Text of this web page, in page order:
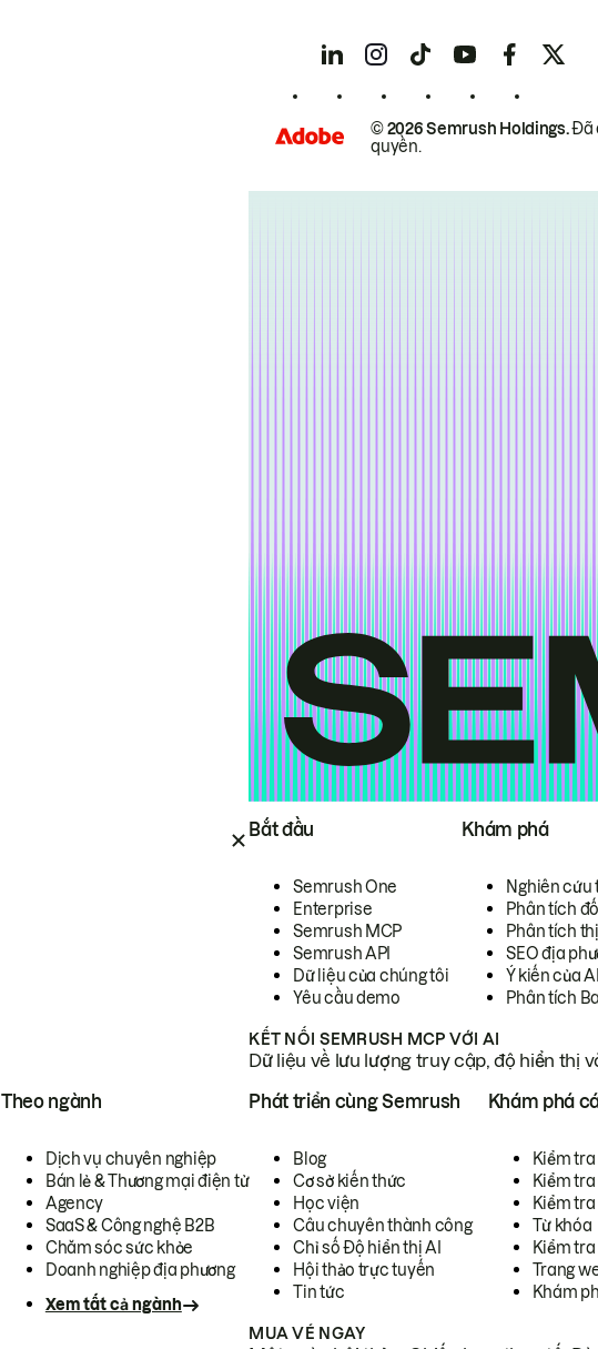
Bắt đầu
Semrush One
Enterprise
Semrush MCP
Semrush API
Dữ liệu của chúng tôi
Yêu cầu demo
Khám phá
Nghiên cứu
Phân tích
Phân tích
SEO địa
Ý kiến của
Phân tích
KẾT NỐI SEMRUSH MCP VỚI AI
Dữ liệu về lưu lượng truy cập, độ hiển thị
Theo ngành
Dịch vụ chuyên nghiệp
Bán lẻ & Thương mại điện tử
Agency
SaaS & Công nghệ B2B
Chăm sóc sức khỏe
Doanh nghiệp địa phương
Xem tất cả ngành
Phát triển cùng Semrush
Blog
Cơ sở kiến thức
Học viện
Câu chuyên thành công
Chỉ số Độ hiển thị AI
Hội thảo trực tuyến
Tin tức
Khám phá
Kiểm
Kiểm tra
Kiểm
Từ khóa
Kiểm
Trang
Khám
MUA VÉ NGAY
© 2026 Semrush Holdings.Đã
quyền.